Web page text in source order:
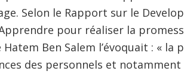
Selon le Rapport sur le
pour réaliser la
Ben Salem l’évoquait : « la
des personnels et